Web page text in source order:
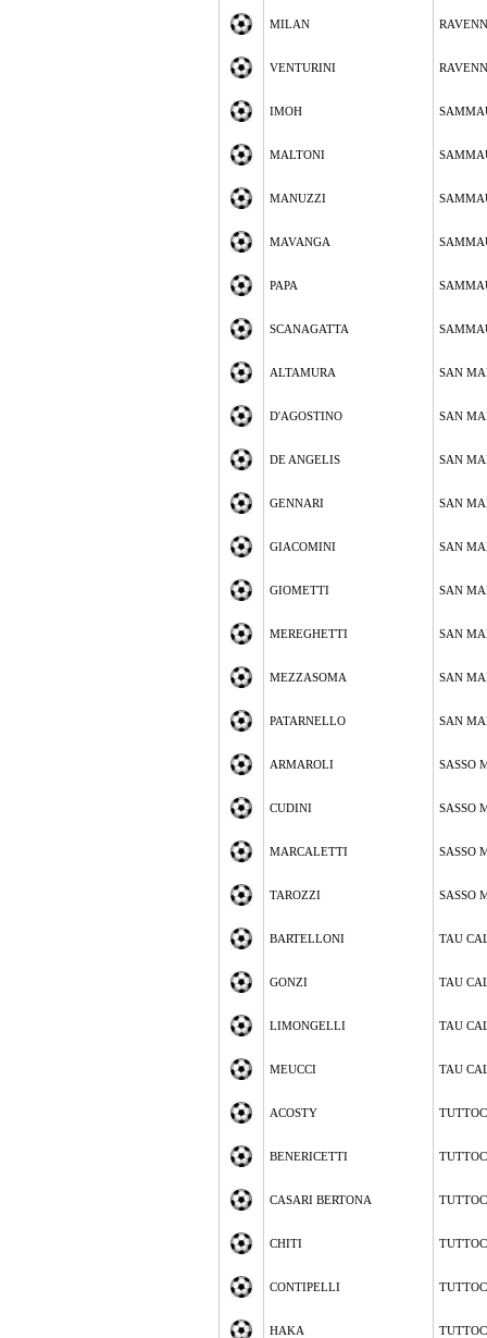
MILAN
VENTURINI
IMOH
MALTONI
MANUZZI
MAVANGA
PAPA
SCANAGATTA
ALTAMURA SAN
D'AGOSTINO SAN
DE ANGELIS SAN
GENNARI SAN
GIACOMINI SAN
GIOMETTI SAN
MEREGHETTI SAN
MEZZASOMA SAN
PATARNELLO SAN
ARMAROLI SASSO
CUDINI SASSO
MARCALETTI SASSO
TAROZZI SASSO
BARTELLONI TAU
GONZI TAU
LIMONGELLI TAU
MEUCCI TAU
ACOSTY
BENERICETTI
CASARI BERTONA
CHITI
CONTIPELLI
HAKA